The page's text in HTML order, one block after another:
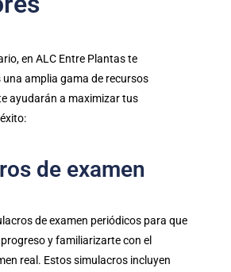
en ALC Entre Plantas te
amplia gama de recursos
ayudarán a maximizar tus
de examen
de examen periódicos para que
y familiarizarte con el
real. Estos simulacros incluyen